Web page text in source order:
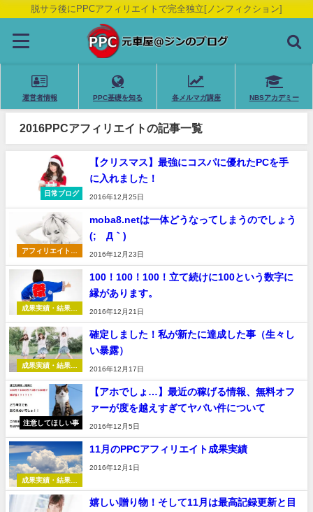
脱サラ後にPPCアフィリエイトで完全独立[ノンフィクション]
運営者情報 PPC基礎を知る 各メルマガ講座 NBSアカデミー
2016PPCアフィリエイトの記事一覧
日常ブログ
【クリスマス】最強にコスパに優れたPCを手
に入れました！
2016年12月25日
アフィリエイト全
moba8.netは一体どうなってしまうのでしょう
(;´Д｀)
2016年12月23日
成果実績・結果報
100！100！100！立て続けに100という数字に
縁があります。
2016年12月21日
成果実績・結果報
確定しました！私が新たに達成した事（生々し
い暴露）
2016年12月17日
注意してほしい事
【アホでしょ…】最近の稼げる情報、無料オフ
ァーが度を越えすぎてヤバい件について
2016年12月5日
成果実績・結果報
告
11月のPPCアフィリエイト成果実績
2016年12月1日
嬉しい贈り物！そして11月は最高記録更新と目